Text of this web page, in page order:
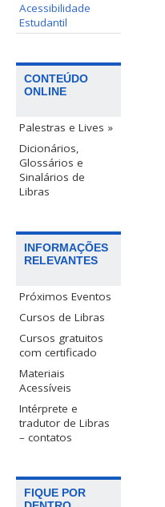
Acessibilidade
Estudantil
CONTEÚDO
ONLINE
Palestras e Lives »
Dicionários,
Glossários e
Sinalários de
Libras
INFORMAÇÕES
RELEVANTES
Próximos Eventos
Cursos de Libras
Cursos gratuitos
com certificado
Materiais
Acessíveis
Intérprete e
tradutor de Libras
– contatos
FIQUE POR